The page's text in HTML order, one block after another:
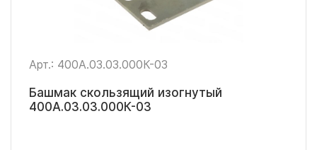
Арт.: 400А.03.03.000К-03
Башмак скользящий изогнутый
400А.03.03.000К-03